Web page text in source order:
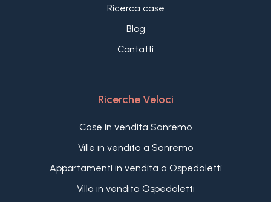
Ricerca case
Blog
Contatti
Ricerche Veloci
Case in vendita Sanremo
Ville in vendita a Sanremo
Appartamenti in vendita a Ospedaletti
Villa in vendita Ospedaletti